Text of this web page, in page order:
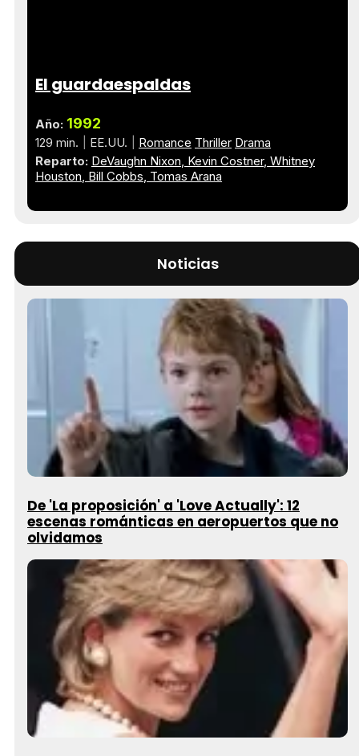
El guardaespaldas
Año: 1992
129 min. EE.UU. Romance Thriller Drama
Reparto: DeVaughn Nixon Kevin Costner Whitney
Houston Bill Cobbs Tomas Arana
Noticias
De 'La proposición' a 'Love Actually': 12
escenas románticas en aeropuertos que no
olvidamos